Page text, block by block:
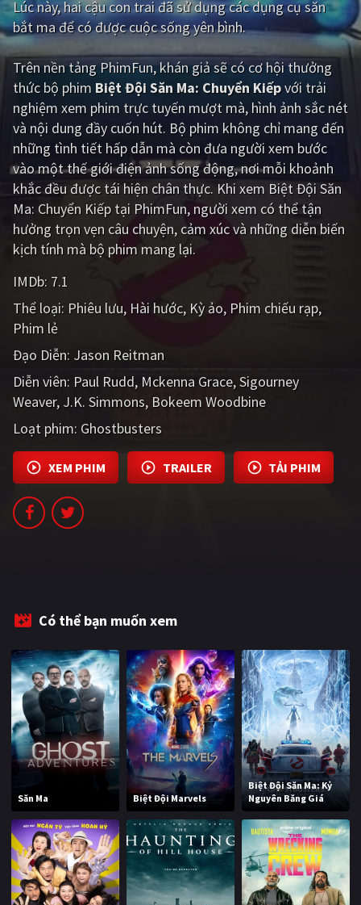
Giật gân Gia đình
Bí ẩn Lịch sử
Viễn Tây Tiểu sử
GameShow DramaTV
QUỐC GIA
Âu - Mỹ Trung Quốc - Hồng Kông
Hàn Quốc Nhật Bản
Tổng hợp
PHIM MỚI
PHIM BỘ
PHIM LẺ
PHIM CHIẾU RẠP
TUYỂN TẬP PHIM
Lúc này, hai cậu con trai đã sử dụng các dụng cụ săn
bắt ma để có được cuộc sống yên bình.
Trên nền tảng PhimFun, khán giả sẽ có cơ hội thưởng
thức bộ phim Biệt Đội Săn Ma: Chuyển Kiếpvới trải
nghiệm xem phim trực tuyến mượt mà, hình ảnh sắc nét
và nội dung đầy cuốn hút. Bộ phim không chỉ mang đến
những tình tiết hấp dẫn mà còn đưa người xem bước
vào một thế giới điện ảnh sống động, nơi mỗi khoảnh
khắc đều được tái hiện chân thực. Khi xem Biệt Đội Săn
Ma: Chuyển Kiếp tại PhimFun, người xem có thể tận
hưởng trọn vẹn câu chuyện, cảm xúc và những diễn biến
kịch tính mà bộ phim mang lại.
IMDb: 7.1
Thể loại: Phiêu lưu Hài hước Kỳ ảo Phim chiếu rạp
Phim lẻ
Đạo Diễn: Jason Reitman
Diễn viên: Paul Rudd Mckenna Grace Sigourney
Weaver J.K. Simmons Bokeem Woodbine
Loạt phim: Ghostbusters
XEM PHIM TRAILER TẢI PHIM
Có thể bạn muốn xem
Săn Ma Biệt Đội Marvels
Biệt Đội Săn Ma: Kỷ
Nguyên Băng Giá